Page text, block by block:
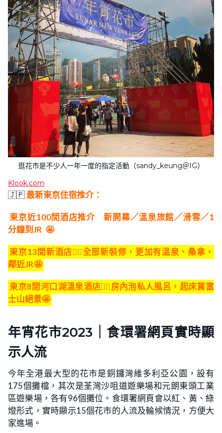
逛花市是不少人一年一度的指定活動（sandy_keung＠IG）
Klook.com
🇯🇵最新東京住宿推介：
東京近100間酒店推介 新開幕／溫泉旅館／滑雪／1
分鐘到JR 🤩
東京13間新酒店👍🏻全部新裝修，更加有溫泉、桑拿，
鄰近JR🤩
東京8間河口湖溫泉酒店👍🏻房內泡私人風呂，起床賞富
士山絕景🤩
年宵花市2023｜食環署網頁實時顯
示人流
今年全港最大型的花市是銅鑼灣維多利亞公園，設有
175個攤檔，其次是荃灣沙咀道遊樂場和元朗東頭工業
區遊樂場，各有96個攤位。食環署網頁會以紅、黃、綠
燈形式，實時顯示15個花市的人流及輪候情況，方便大
家進場。